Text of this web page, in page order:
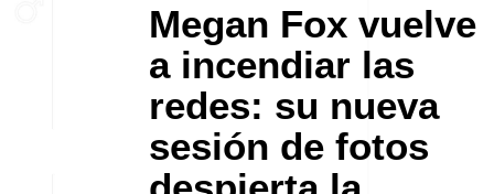
Megan Fox vuelve
a incendiar las
redes: su nueva
sesión de fotos